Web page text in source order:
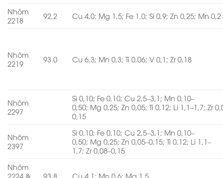
Nhôm
2218
92,2 Cu 4,0; Mg 1,5; Fe 1,0; Si 0,9; Zn 0,25; Mn 0,2
Nhôm
2219
93.0 Cu 6,3; Mn 0,3; Ti 0,06; V 0,1; Zr 0,18
Nhôm
2297
Si 0,10; Fe 0,10; Cu 2,5–3,1; Mn 0,10–
0,50; Mg 0,25; Zn 0,05; Ti 0,12; Li 1,1–1,7; Zr
0,15
Nhôm
2397
Si 0,10; Fe 0,10; Cu 2,5–3,1; Mn 0,10–
0,50; Mg 0,25; Zn 0,05–0,15; Ti 0,12; Li 1,1–
1,7; Zr 0,08–0,15
Nhôm
2224 &
93,8 Cu 4,1; Mn 0,6; Mg 1,5